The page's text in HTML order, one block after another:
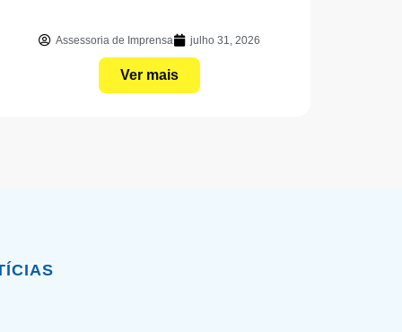
Assessoria de Imprensa julho 31, 2026
Ver mais